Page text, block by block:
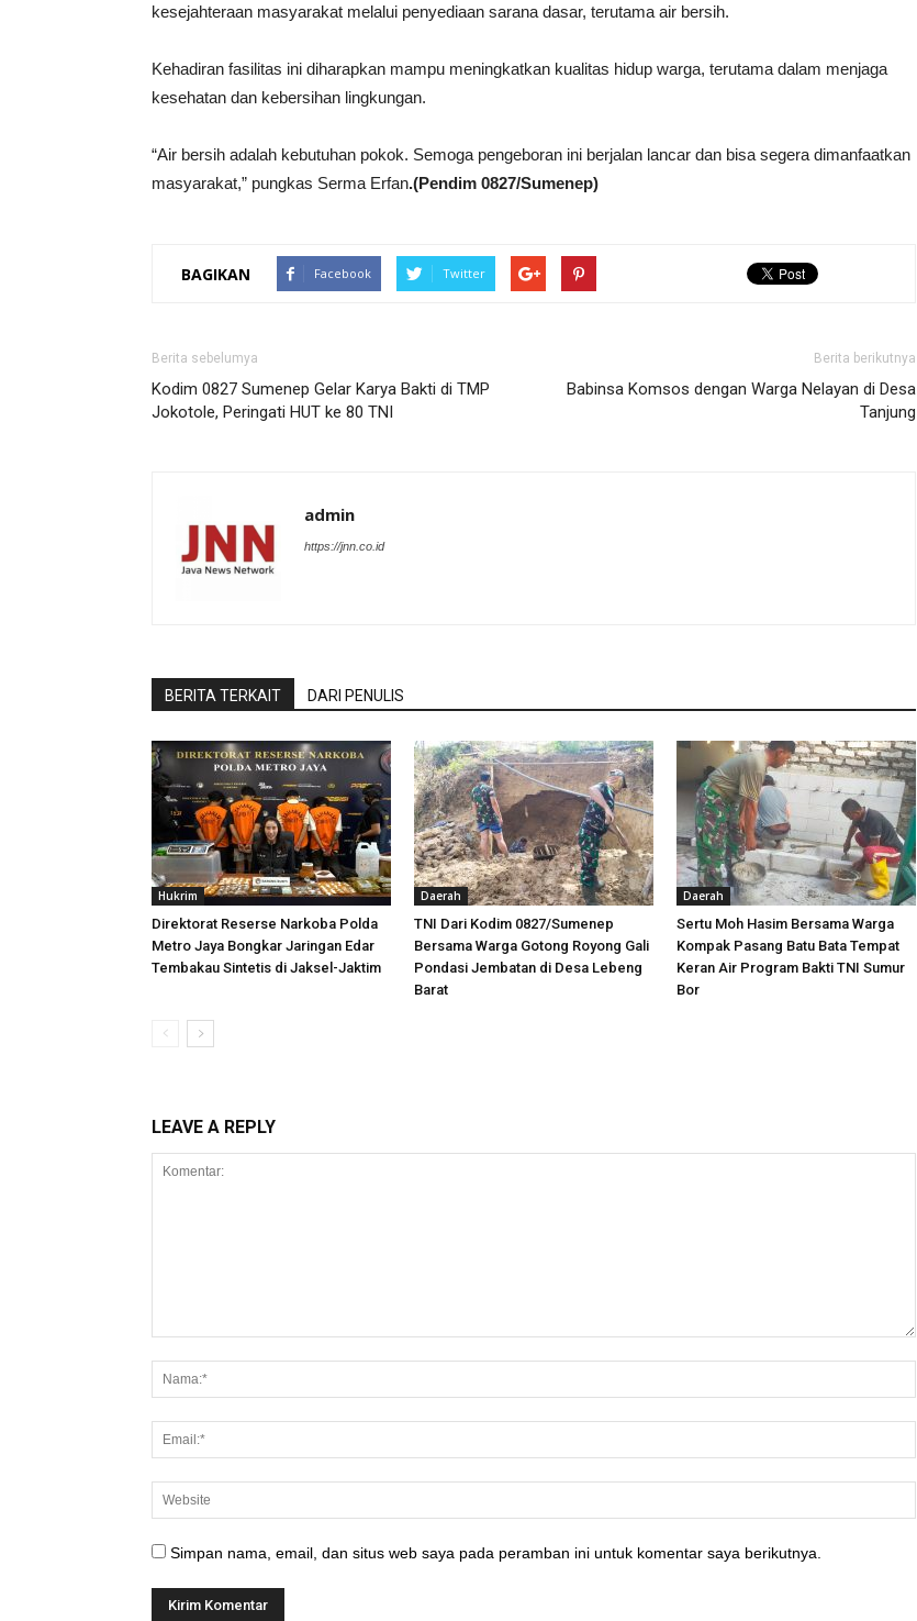
kesejahteraan masyarakat melalui penyediaan sarana dasar, terutama air bersih.
Kehadiran fasilitas ini diharapkan mampu meningkatkan kualitas hidup warga, terutama dalam menjaga
kesehatan dan kebersihan lingkungan.
“Air bersih adalah kebutuhan pokok. Semoga pengeboran ini berjalan lancar dan bisa segera dimanfaatkan
masyarakat,” pungkas Serma Erfan.(Pendim 0827/Sumenep)
BAGIKAN Facebook Twitter
Berita sebelumya
Kodim 0827 Sumenep Gelar Karya Bakti di TMP
Jokotole, Peringati HUT ke 80 TNI
Berita berikutnya
Babinsa Komsos dengan Warga Nelayan di Desa
Tanjung
admin
https://jnn.co.id
BERITA TERKAIT DARI PENULIS
Hukrim
Direktorat Reserse Narkoba Polda
Metro Jaya Bongkar Jaringan Edar
Tembakau Sintetis di Jaksel-Jaktim
Daerah
TNI Dari Kodim 0827/Sumenep
Bersama Warga Gotong Royong Gali
Pondasi Jembatan di Desa Lebeng
Barat
Daerah
Sertu Moh Hasim Bersama Warga
Kompak Pasang Batu Bata Tempat
Keran Air Program Bakti TNI Sumur
Bor
LEAVE A REPLY
Simpan nama, email, dan situs web saya pada peramban ini untuk komentar saya berikutnya.